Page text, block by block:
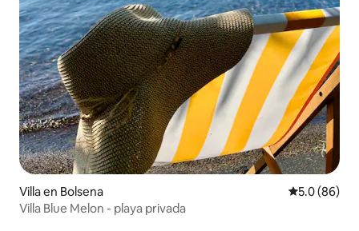
Villa en Bolsena Calificación
5.0 (86)
Villa Blue Melon - playa privada